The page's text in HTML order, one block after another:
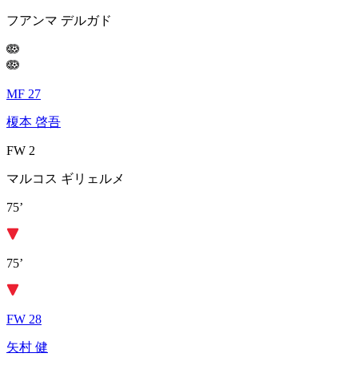
フアンマ デルガド
MF 27
榎本 啓吾
FW 2
マルコス ギリェルメ
75’
75’
FW 28
矢村 健